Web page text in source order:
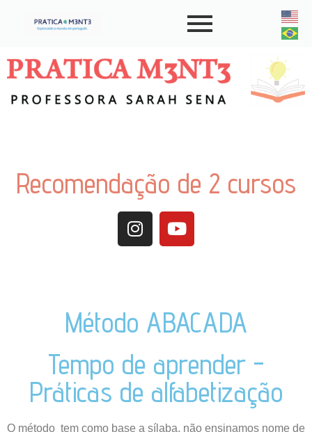
Recomendação de 2 cursos
Método ABACADA
Tempo de aprender -
Práticas de alfabetização
O método tem como base a sílaba, não ensinamos nome de